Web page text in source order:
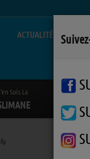
ACTUALITÉS
Suis La